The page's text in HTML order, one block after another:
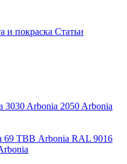
и покраска Статьи
3030 Arbonia 2050 Arbonia
69 ТВВ Arbonia RAL 9016